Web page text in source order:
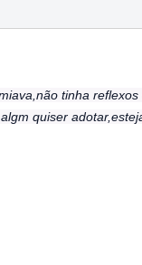
tinha
quiser